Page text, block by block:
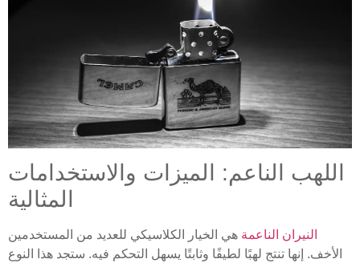
اللهب الناعم: الميزات والاستخدامات
المثالية
النيران الناعمة هي الخيار الكلاسيكي للعديد من المستخدمين
الأخف. إنها تنتج لهبًا لطيفًا وثابتًا يسهل التحكم فيه. ستجد هذا النوع